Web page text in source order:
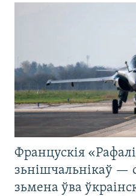
Францускія
зьнішчальнікаў —
зьмена ўва